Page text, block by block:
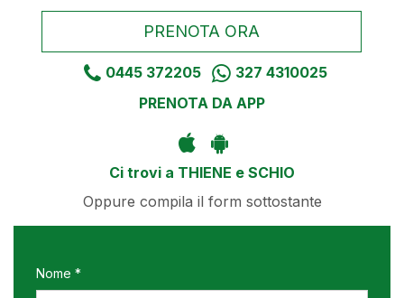
PRENOTA ORA
0445 372205
327 4310025
PRENOTA DA APP
Ci trovi a THIENE e SCHIO
Oppure compila il form sottostante
Nome *